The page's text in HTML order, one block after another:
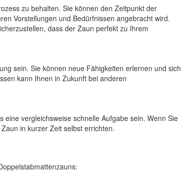
zu behalten. Sie können den Zeitpunkt der
Vorstellungen und Bedürfnissen angebracht wird.
dass der Zaun perfekt zu Ihrem
sein. Sie können neue Fähigkeiten erlernen und sich
kann Ihnen in Zukunft bei anderen
vergleichsweise schnelle Aufgabe sein. Wenn Sie
in kurzer Zeit selbst errichten.